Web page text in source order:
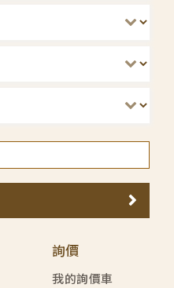
詢價
我的詢價車